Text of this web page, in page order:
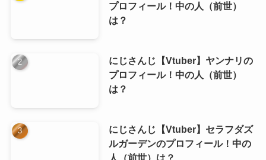
プロフィール！中の人（前世）
は？
にじさんじ【Vtuber】ヤンナリの
プロフィール！中の人（前世）
は？
にじさんじ【Vtuber】セラフダズ
ルガーデンのプロフィール！中の
人（前世）は？